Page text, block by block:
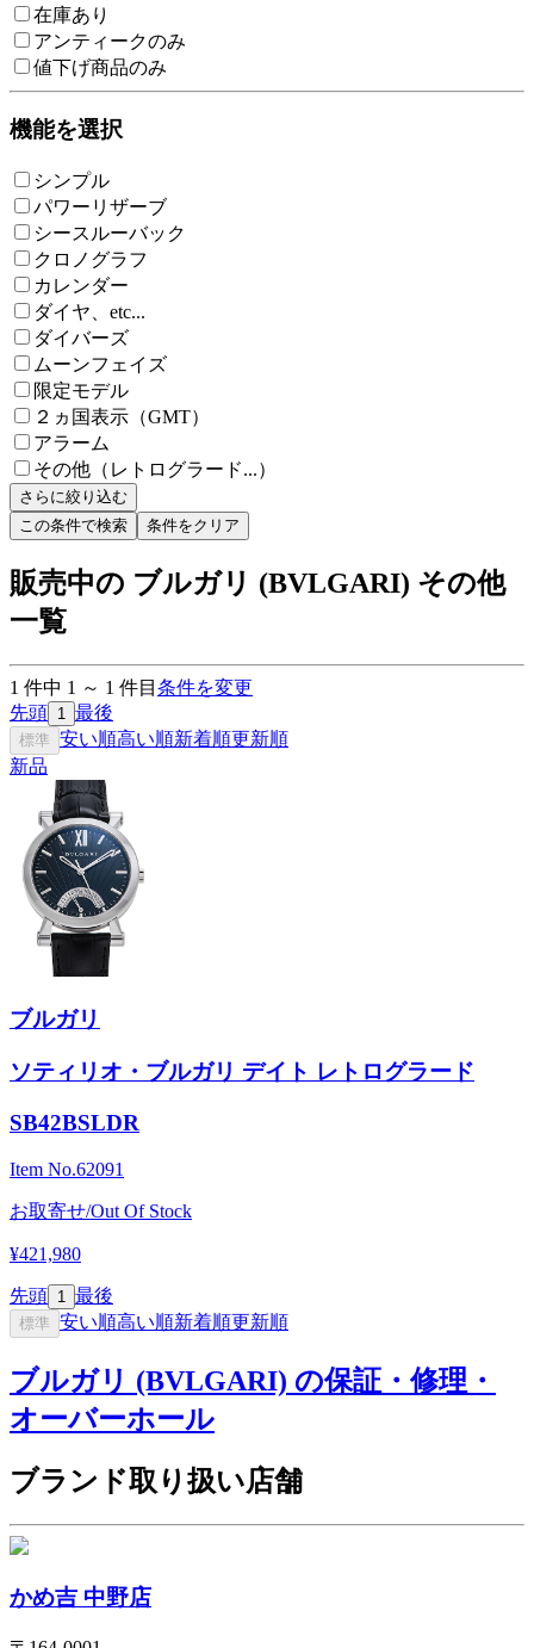
在庫あり
アンティークのみ
値下げ商品のみ
機能を選択
シンプル
パワーリザーブ
シースルーバック
クロノグラフ
カレンダー
ダイヤ、etc...
ダイバーズ
ムーンフェイズ
限定モデル
２ヵ国表示（GMT）
アラーム
その他（レトログラード...）
さらに絞り込む
この条件で検索
条件をクリア
販売中の ブルガリ (BVLGARI) その他
一覧
1 件中 1 ～ 1 件目 条件を変更
先頭 1 最後
標準 安い順高い順新着順更新順
新品
ブルガリ
ソティリオ・ブルガリ デイト レトログラード
SB42BSLDR
Item No.62091
お取寄せ/Out Of Stock
¥421,980
先頭 1 最後
標準 安い順高い順新着順更新順
ブルガリ (BVLGARI) の保証・修理・
オーバーホール
ブランド取り扱い店舗
かめ吉 中野店